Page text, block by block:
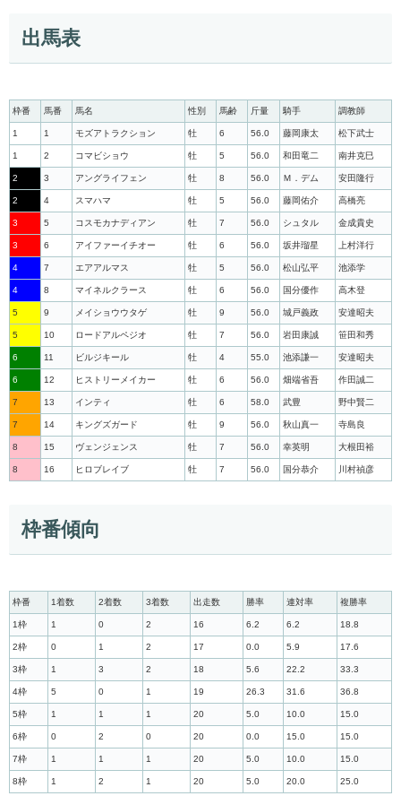
出馬表
枠番 馬番 馬名 性別 馬齢 斤量 騎手 調教師
1 1 モズアトラクション 牡 6 56.0 藤岡康太 松下武士
1 2 コマビショウ 牡 5 56.0 和田竜二 南井克巳
2 3 アングライフェン 牡 8 56.0 Ｍ．デム 安田隆行
2 4 スマハマ 牡 5 56.0 藤岡佑介 高橋亮
3 5 コスモカナディアン 牡 7 56.0 シュタル 金成貴史
3 6 アイファーイチオー 牡 6 56.0 坂井瑠星 上村洋行
4 7 エアアルマス 牡 5 56.0 松山弘平 池添学
4 8 マイネルクラース 牡 6 56.0 国分優作 高木登
5 9 メイショウウタゲ 牡 9 56.0 城戸義政 安達昭夫
5 10 ロードアルペジオ 牡 7 56.0 岩田康誠 笹田和秀
6 11 ビルジキール 牡 4 55.0 池添謙一 安達昭夫
6 12 ヒストリーメイカー 牡 6 56.0 畑端省吾 作田誠二
7 13 インティ 牡 6 58.0 武豊 野中賢二
7 14 キングズガード 牡 9 56.0 秋山真一 寺島良
8 15 ヴェンジェンス 牡 7 56.0 幸英明 大根田裕
8 16 ヒロブレイブ 牡 7 56.0 国分恭介 川村禎彦
枠番傾向
枠番 1着数 2着数 3着数 出走数 勝率 連対率 複勝率
1枠 1 0 2 16 6.2 6.2 18.8
2枠 0 1 2 17 0.0 5.9 17.6
3枠 1 3 2 18 5.6 22.2 33.3
4枠 5 0 1 19 26.3 31.6 36.8
5枠 1 1 1 20 5.0 10.0 15.0
6枠 0 2 0 20 0.0 15.0 15.0
7枠 1 1 1 20 5.0 10.0 15.0
8枠 1 2 1 20 5.0 20.0 25.0